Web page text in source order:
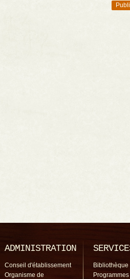
ADMINISTRATION
Conseil d'établissement
Organisme de
Bibliothèque
Programmes